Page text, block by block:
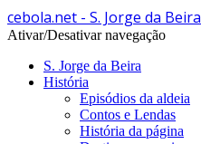
cebola.net - S. Jorge da Beira
Ativar/Desativar navegação
S. Jorge da Beira
História
Episódios da aldeia
Contos e Lendas
História da página